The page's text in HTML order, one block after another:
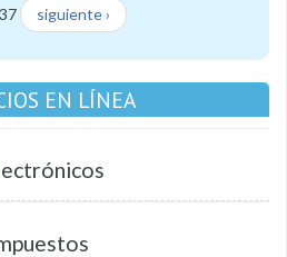
siguiente ›
EN LÍNEA